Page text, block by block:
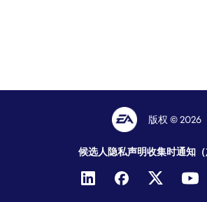
版权 © 2026
候选人隐私声明收集时通知（